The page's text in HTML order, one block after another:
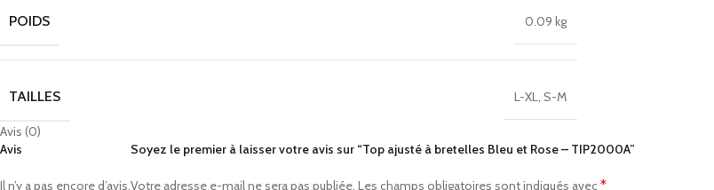
POIDS 0.09 kg
TAILLES L-XL, S-M
Avis (0)
Avis
Il n’y a pas encore d’avis.
Soyez le premier à laisser votre avis sur “Top ajusté à bretelles Bleu et Rose – TIP2000A”
Votre adresse e-mail ne sera pas publiée. Les champs obligatoires sont indiqués avec *